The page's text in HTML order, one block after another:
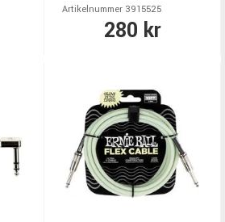
Artikelnummer 3915525
280 kr